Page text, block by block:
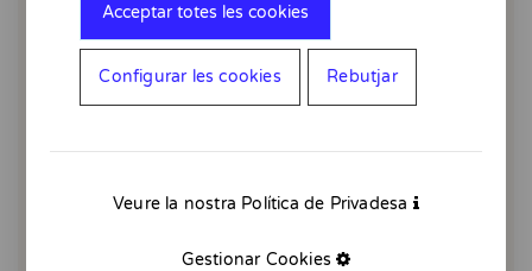
Acceptar totes les cookies
Configurar les cookies Rebutjar
Veure la nostra Política de Privadesa
Gestionar Cookies